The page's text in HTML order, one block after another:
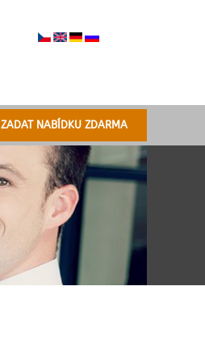
ZADAT NABÍDKU ZDARMA